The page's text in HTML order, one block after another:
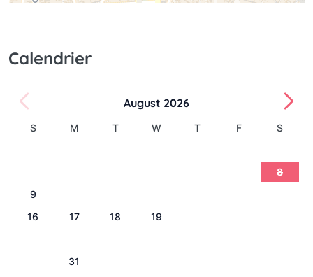
Calendrier
August 2026
S M T W T F
S
8
9
16
17 18 19
31